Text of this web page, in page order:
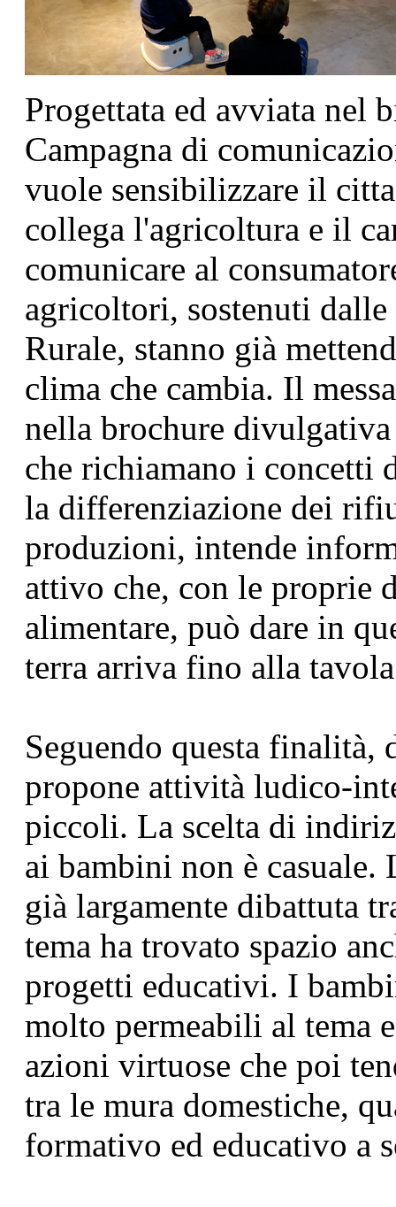
Progettata ed avviata nel
Campagna di
vuole sensibilizzare il
collega l'agricoltura e il
comunicare al
agricoltori, sostenuti
Rurale, stanno già
clima che cambia. Il
nella brochure
che richiamano i concetti
la differenziazione dei
produzioni, intende
attivo che, con le proprie
alimentare, può dare in
terra arriva fino alla
Seguendo questa finalità,
propone attività ludico-
piccoli. La scelta di
ai bambini non è
già largamente dibattuta
tema ha trovato spazio
progetti educativi. I
molto permeabili al tema
azioni virtuose che poi
tra le mura domestiche,
formativo ed educativo a